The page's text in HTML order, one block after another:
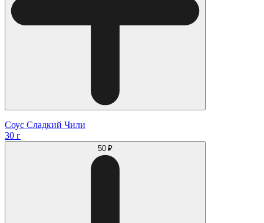
Соус Сладкий Чили
30 г
50 ₽